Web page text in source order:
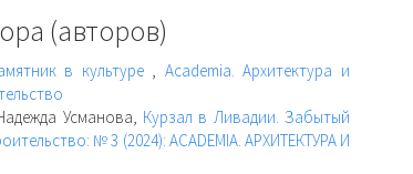
(авторов)
в культуре
Academia. Архитектура и
Усманова, Курзал в Ливадии. Забытый
№ 3 (2024): ACADEMIA. АРХИТЕКТУРА И